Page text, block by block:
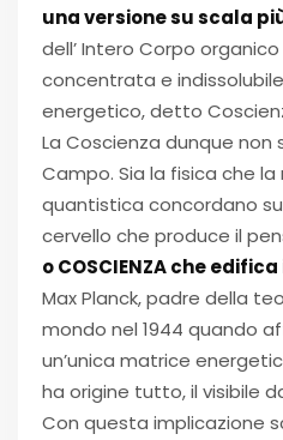
una versione su scala
dell’ Intero Corpo
concentrata e
energetico, detto
La Coscienza dunque non
Campo. Sia la fisica che
quantistica concordano
cervello che produce il
o COSCIENZA che
Max Planck, padre della
mondo nel 1944 quando
un’unica matrice
ha origine tutto, il visibile
Con questa implicazione